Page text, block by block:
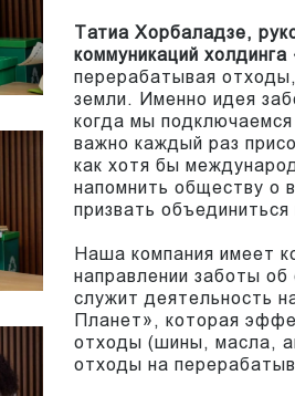
Татиа Хорбаладзе,
коммуникаций
перерабатывая
земли. Именно идея
когда мы
важно каждый раз
как хотя бы
напомнить обществу о
призвать объединиться
Наша компания имеет
направлении заботы
служит деятельность
Планет», которая
отходы (шины, масла,
отходы на